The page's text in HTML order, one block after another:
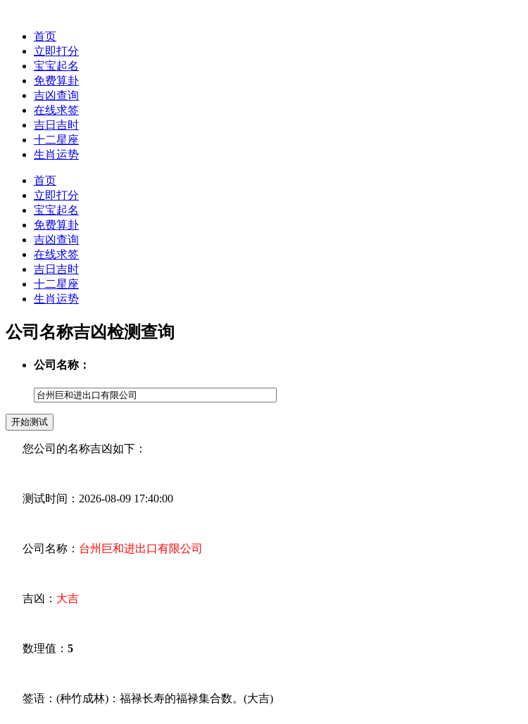
首页
立即打分
宝宝起名
免费算卦
吉凶查询
在线求签
吉日吉时
十二星座
生肖运势
首页
立即打分
宝宝起名
免费算卦
吉凶查询
在线求签
吉日吉时
十二星座
生肖运势
公司名称吉凶检测查询
公司名称：
您公司的名称吉凶如下：
测试时间：2026-08-09 17:40:00
公司名称： 台州巨和进出口有限公司
吉凶： 大吉
数理值： 5
签语：(种竹成林)：福禄长寿的福禄集合数。(大吉)